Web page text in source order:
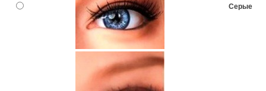
Серые